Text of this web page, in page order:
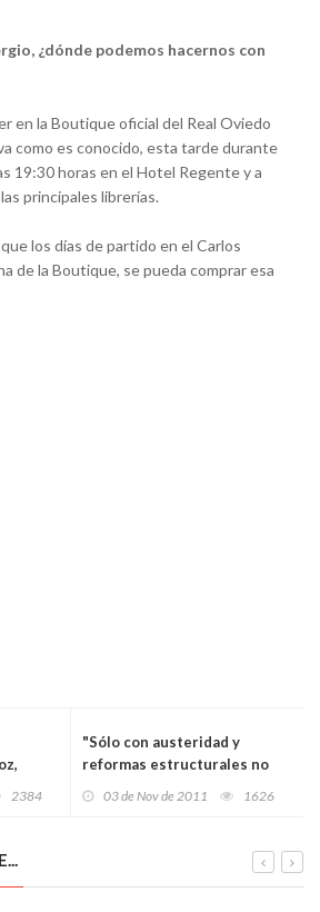
¿dónde podemos hacernos con
en la Boutique oficial del Real Oviedo
como es conocido, esta tarde durante
19:30 horas en el Hotel Regente y a
principales librerías.
los días de partido en el Carlos
de la Boutique, se pueda comprar esa
2384
"Sólo con austeridad y
reformas estructurales no
03 de Nov de 2011 1626